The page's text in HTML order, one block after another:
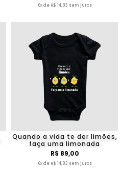
6x de R$ 14,83 sem juros
Quando a vida te der limões,
faça uma limonada
R$ 89,00
6x de R$ 14,83 sem juros